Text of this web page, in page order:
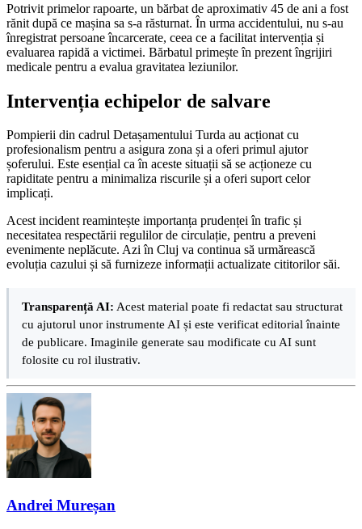
Potrivit primelor rapoarte, un bărbat de aproximativ 45 de ani a fost
rănit după ce mașina sa s-a răsturnat. În urma accidentului, nu s-au
înregistrat persoane încarcerate, ceea ce a facilitat intervenția și
evaluarea rapidă a victimei. Bărbatul primește în prezent îngrijiri
medicale pentru a evalua gravitatea leziunilor.
Intervenția echipelor de salvare
Pompierii din cadrul Detașamentului Turda au acționat cu
profesionalism pentru a asigura zona și a oferi primul ajutor
șoferului. Este esențial ca în aceste situații să se acționeze cu
rapiditate pentru a minimaliza riscurile și a oferi suport celor
implicați.
Acest incident reamintește importanța prudenței în trafic și
necesitatea respectării regulilor de circulație, pentru a preveni
evenimente neplăcute. Azi în Cluj va continua să urmărească
evoluția cazului și să furnizeze informații actualizate cititorilor săi.
Transparență AI: Acest material poate fi redactat sau structurat
cu ajutorul unor instrumente AI și este verificat editorial înainte
de publicare. Imaginile generate sau modificate cu AI sunt
folosite cu rol ilustrativ.
Andrei Mureșan